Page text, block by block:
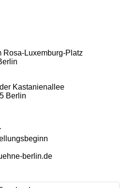
Rosa-Luxemburg-Platz
Kastanienallee
Berlin
berlin.de